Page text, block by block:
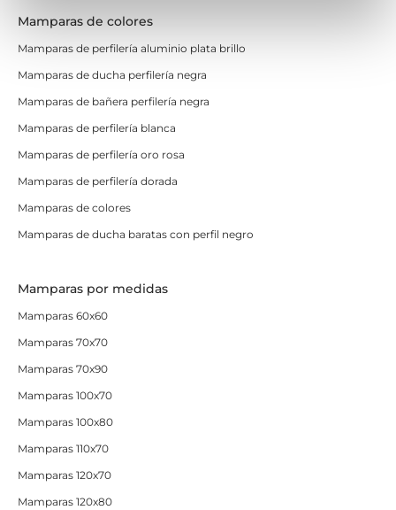
Mamparas de colores
Mamparas de perfilería aluminio plata brillo
Mamparas de ducha perfilería negra
Mamparas de bañera perfilería negra
Mamparas de perfilería blanca
Mamparas de perfilería oro rosa
Mamparas de perfilería dorada
Mamparas de colores
Mamparas de ducha baratas con perfil negro
Mamparas por medidas
Mamparas 60x60
Mamparas 70x70
Mamparas 70x90
Mamparas 100x70
Mamparas 100x80
Mamparas 110x70
Mamparas 120x70
Mamparas 120x80